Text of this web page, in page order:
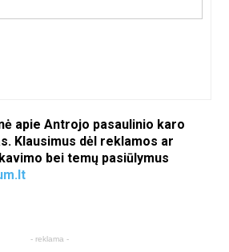
apie Antrojo pasaulinio karo
Klausimus dėl reklamos ar
bei temų pasiūlymus
- reklama -